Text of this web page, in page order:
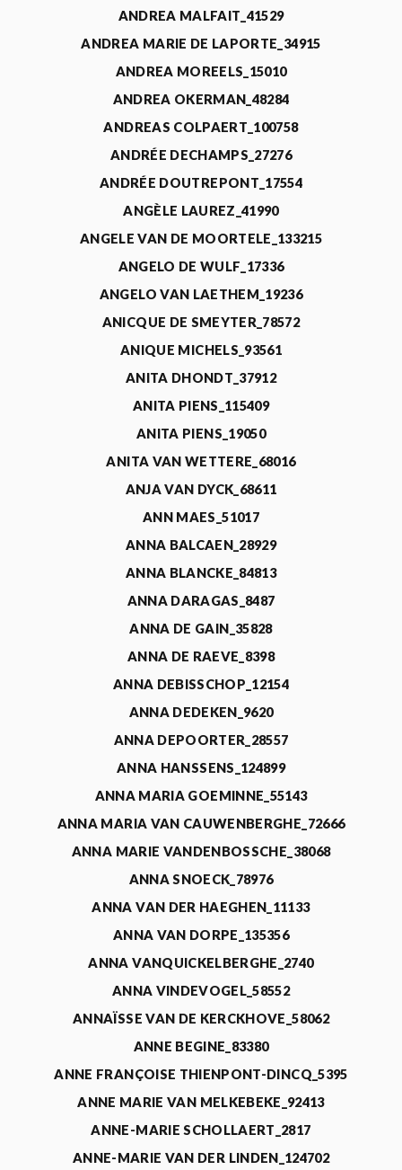
ANDREA MALFAIT_41529
ANDREA MARIE DE LAPORTE_34915
ANDREA MOREELS_15010
ANDREA OKERMAN_48284
ANDREAS COLPAERT_100758
ANDRÉE DECHAMPS_27276
ANDRÉE DOUTREPONT_17554
ANGÈLE LAUREZ_41990
ANGELE VAN DE MOORTELE_133215
ANGELO DE WULF_17336
ANGELO VAN LAETHEM_19236
ANICQUE DE SMEYTER_78572
ANIQUE MICHELS_93561
ANITA DHONDT_37912
ANITA PIENS_115409
ANITA PIENS_19050
ANITA VAN WETTERE_68016
ANJA VAN DYCK_68611
ANN MAES_51017
ANNA BALCAEN_28929
ANNA BLANCKE_84813
ANNA DARAGAS_8487
ANNA DE GAIN_35828
ANNA DE RAEVE_8398
ANNA DEBISSCHOP_12154
ANNA DEDEKEN_9620
ANNA DEPOORTER_28557
ANNA HANSSENS_124899
ANNA MARIA GOEMINNE_55143
ANNA MARIA VAN CAUWENBERGHE_72666
ANNA MARIE VANDENBOSSCHE_38068
ANNA SNOECK_78976
ANNA VAN DER HAEGHEN_11133
ANNA VAN DORPE_135356
ANNA VANQUICKELBERGHE_2740
ANNA VINDEVOGEL_58552
ANNAÏSSE VAN DE KERCKHOVE_58062
ANNE BEGINE_83380
ANNE FRANÇOISE THIENPONT-DINCQ_5395
ANNE MARIE VAN MELKEBEKE_92413
ANNE-MARIE SCHOLLAERT_2817
ANNE-MARIE VAN DER LINDEN_124702